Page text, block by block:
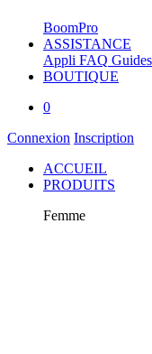
BoomPro
ASSISTANCE
Appli FAQ
BOUTIQUE
0
Connexion Inscription
ACCUEIL
PRODUITS
Femme